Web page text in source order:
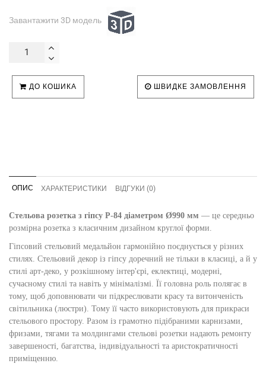
Завантажити 3D модель
ДО КОШИКА ШВИДКЕ ЗАМОВЛЕННЯ
ОПИС ХАРАКТЕРИСТИКИ ВІДГУКИ (0)
Стельова розетка з гіпсу Р-84 діаметром Ø990 мм — це середньо
розмірна розетка з класичним дизайном круглої форми.
Гіпсовий стельовий медальйон гармонійно поєднується у різних
стилях. Стельовий декор із гіпсу доречний не тільки в класиці, а й у
стилі арт-деко, у розкішному інтер'єрі, еклектиці, модерні,
сучасному стилі та навіть у мінімалізмі. Її головна роль полягає в
тому, щоб доповнювати чи підкреслювати красу та витонченість
світильника (люстри). Тому її часто використовують для прикраси
стельового простору. Разом із грамотно підібраними карнизами,
фризами, тягами та молдингами стельові розетки надають ремонту
завершеності, багатства, індивідуальності та аристократичності
приміщенню.